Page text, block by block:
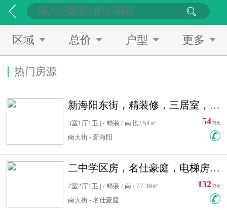
区域 总价 户型 更多
热门房源
新海阳东街，精装修，三居室，南北通透，拎包入住，单价低
3室1厅1卫 | / 精装 / 南北 / 54㎡
南大街 - 新海阳
54 万元
二中学区房，名仕豪庭，电梯房，双南卧室，单价低，急售
2室2厅1卫 | / 精装 / 南 / 77.39㎡
南大街 - 名仕豪庭
132 万元